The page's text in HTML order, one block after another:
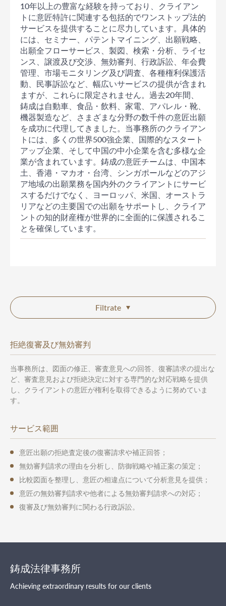
10年以上の豊富な経験を持っており、クライアン
トに意匠特許に関連する包括的でワンストップ法的
サービスを提供することに尽力しています。具体的
には、セミナー、パテントマイニング、出願戦略、
出願全フローサービス、製図、検索・分析、ライセ
ンス、譲渡及び交渉、無効審判、行政訴訟、年会費
管理、市場モニタリング及び調査、各種権利保護活
動、民事訴訟など、幅広いサービスの提供が含まれ
ますが、これらに限定されません。過去20年間、
鋳成は自動車、食品・飲料、家電、アパレル・靴、
機器製造など、さまざまな分野の数千件の意匠出願
を成功に代理してきました。当事務所のクライアン
トには、多くの世界500強企業、国際的なスタート
アップ企業、そして中国の中小企業を含む多様な企
業が含まれています。鋳成の意匠チームは、中国本
土、香港・マカオ・台湾、シンガポールなどのアジ
ア地域の出願業務を国内外のクライアントにサービ
スするだけでなく、ヨーロッパ、米国、オーストラ
リアなどの主要国での出願をサポートし、クライア
ントの知的財産権が世界的に全面的に保護されるこ
とを確保しています。
Filtrate
拒絶復審及び無効審判
当事務所は、図面の修正、審査意見への回答、復審請求の提出な
ど、審査意見および拒絶決定に対する専門的な対応戦略を提供
し、クライアントの意匠が権利を取得できるように努めていま
す。
サービス範囲
意匠出願の拒絶査定後の復審請求や補正回答；
無効審判請求の理由を分析し、防御戦略や補正案の策定；
比較図面を整理し、意匠の相違点について分析意見を提供；
意匠の無効審判請求や他者による無効審判請求への対応；
復審及び無効審判に関わる行政訴訟。
鋳成法律事務所
Achieving extraordinary results for our clients